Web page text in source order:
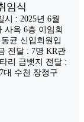
임식
시 : 2025년 6월
사옥 6층 이임회
균 신입회원입
전달 : 7명 KR관
리 금뱃지 전달 :
대 수천 장정구